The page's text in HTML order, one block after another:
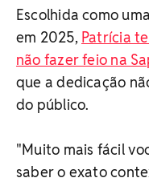
Escolhida como
em 2025, Patrícia
não fazer feio na
que a dedicação
do público.
"Muito mais fácil
saber o exato